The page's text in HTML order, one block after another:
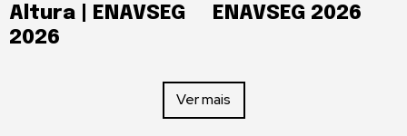
Altura | ENAVSEG
2026
ENAVSEG 2026
Ver mais